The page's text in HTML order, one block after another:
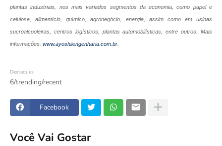
plantas industriais, nos mais variados segmentos da economia, como papel e
celulose, alimentício, químico, agronegócio, energia, assim como em usinas
sucroalcooleiras, centros logísticos, plantas automobilísticas, entre outros. Mais
informações: www.ayoshiiengenharia.com.br
Destaques
6/trending/recent
Facebook
Você Vai Gostar